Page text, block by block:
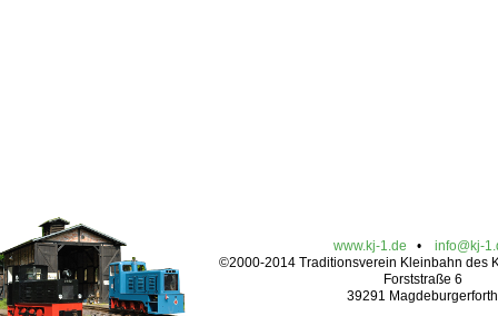
www.kj-1.de • info@kj-
©2000-2014 Traditionsverein Kleinbahn des
Forststraße 6
39291 Magdeburgerforth